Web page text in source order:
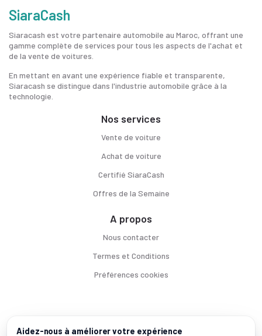
SiaraCash
Siaracash est votre partenaire automobile au Maroc, offrant une
gamme complète de services pour tous les aspects de l'achat et
de la vente de voitures.
En mettant en avant une expérience fiable et transparente,
Siaracash se distingue dans l'industrie automobile grâce à la
technologie.
Nos services
Vente de voiture
Achat de voiture
Certifié SiaraCash
Offres de la Semaine
A propos
Nous contacter
Termes et Conditions
Préférences cookies
Voitures par ville
Aidez-nous à améliorer votre expérience